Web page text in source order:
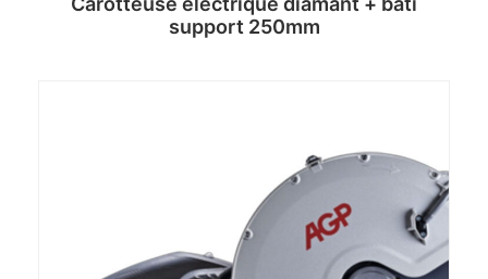
support 250mm